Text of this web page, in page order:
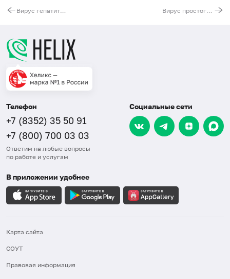
Вирус гепатита C (HCV), РНК [реал-тайм ПЦР] Вирус простого герпеса (Herpes Simplex Virus 1/2), ДНК [реал-тайм ПЦР]
Телефон
+7 (8352) 35 50 91
+7 (800) 700 03 03
Ответим на любые вопросы
по работе и услугам
Социальные сети
В приложении удобнее
Карта сайта
СОУТ
Правовая информация